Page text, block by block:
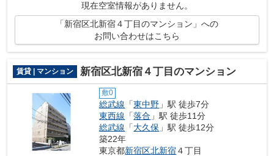
現在空室情報がありません。
「新宿区北新宿４丁目のマンション」への
お問い合わせはこちら
賃貸 | マンション 新宿区北新宿４丁目のマンション
敷0
総武線 「東中野 」駅 徒歩7分
東西線 「落合 」駅 徒歩11分
総武線 「大久保 」駅 徒歩12分
築22年
東京都新宿区北新宿４丁目